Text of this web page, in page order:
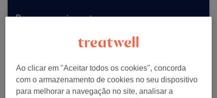
Procurar mais centros
Ao clicar em "Aceitar todos os cookies", concorda
com o armazenamento de cookies no seu dispositivo
para melhorar a navegação no site, analisar a